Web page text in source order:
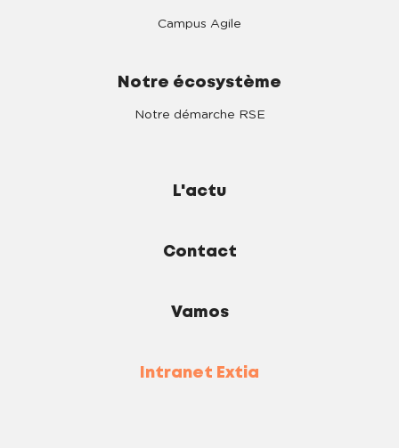
Campus Agile
Notre écosystème
Notre démarche RSE
L'actu
Contact
Vamos
Intranet Extia